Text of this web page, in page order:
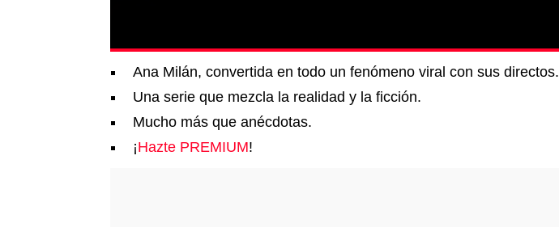
Ana Milán, convertida en todo un fenómeno viral con sus directos.
Una serie que mezcla la realidad y la ficción.
Mucho más que anécdotas.
¡Hazte PREMIUM!